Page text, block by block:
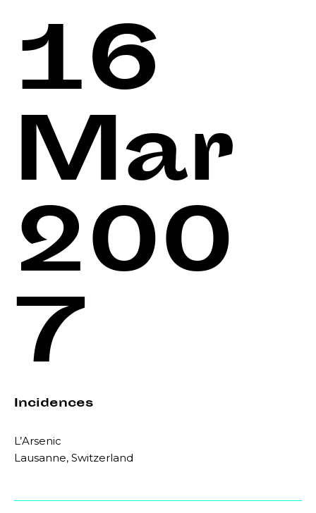
16
Mar
200
7
Incidences
L’Arsenic
Lausanne, Switzerland